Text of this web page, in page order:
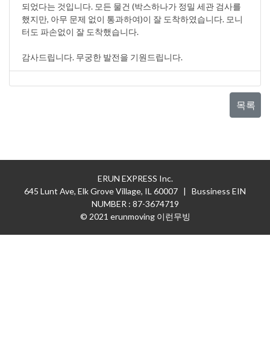
되었다는 것입니다. 모든 물건 (박스하나가 정밀 세관 검사를
했지만, 아무 문제 없이 통과하여)이 잘 도착하였습니다. 모니
터도 파손없이 잘 도착했습니다.
감사드립니다. 무궁한 발전을 기원드립니다.
목록
ERUN EXPRESS Inc.
645 Lunt Ave, Elk Grove Village, IL 60007 | Bussiness EIN
NUMBER : 87-3674719
© 2021 erunmoving 이런무빙